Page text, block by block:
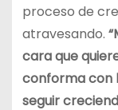
proceso de
atravesando.
cara que
conforma con
seguir